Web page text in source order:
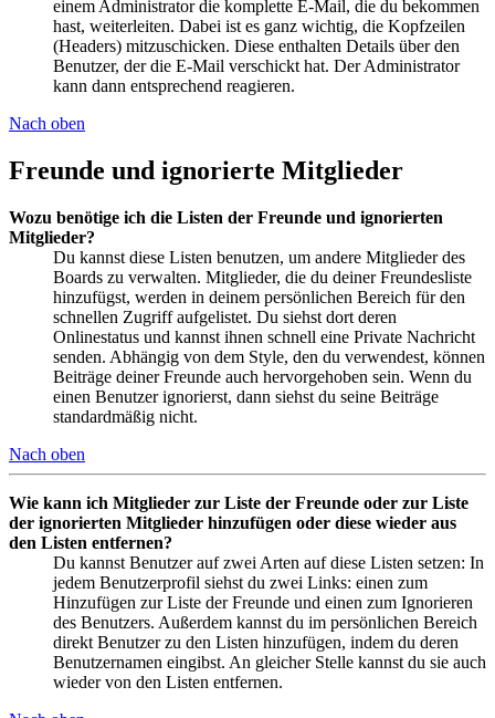
einem Administrator die komplette E-Mail, die du bekommen
hast, weiterleiten. Dabei ist es ganz wichtig, die Kopfzeilen
(Headers) mitzuschicken. Diese enthalten Details über den
Benutzer, der die E-Mail verschickt hat. Der Administrator
kann dann entsprechend reagieren.
Nach oben
Freunde und ignorierte Mitglieder
Wozu benötige ich die Listen der Freunde und ignorierten
Mitglieder?
Du kannst diese Listen benutzen, um andere Mitglieder des
Boards zu verwalten. Mitglieder, die du deiner Freundesliste
hinzufügst, werden in deinem persönlichen Bereich für den
schnellen Zugriff aufgelistet. Du siehst dort deren
Onlinestatus und kannst ihnen schnell eine Private Nachricht
senden. Abhängig von dem Style, den du verwendest, können
Beiträge deiner Freunde auch hervorgehoben sein. Wenn du
einen Benutzer ignorierst, dann siehst du seine Beiträge
standardmäßig nicht.
Nach oben
Wie kann ich Mitglieder zur Liste der Freunde oder zur Liste
der ignorierten Mitglieder hinzufügen oder diese wieder aus
den Listen entfernen?
Du kannst Benutzer auf zwei Arten auf diese Listen setzen: In
jedem Benutzerprofil siehst du zwei Links: einen zum
Hinzufügen zur Liste der Freunde und einen zum Ignorieren
des Benutzers. Außerdem kannst du im persönlichen Bereich
direkt Benutzer zu den Listen hinzufügen, indem du deren
Benutzernamen eingibst. An gleicher Stelle kannst du sie auch
wieder von den Listen entfernen.